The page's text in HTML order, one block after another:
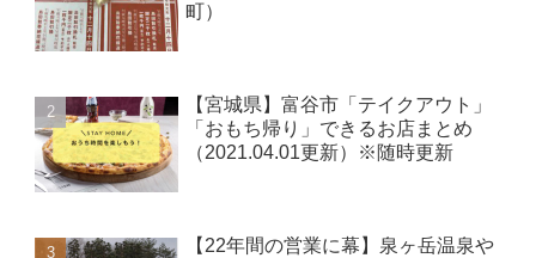
町）
【宮城県】富谷市「テイクアウト」
「おもち帰り」できるお店まとめ
（2021.04.01更新）※随時更新
【22年間の営業に幕】泉ヶ岳温泉や